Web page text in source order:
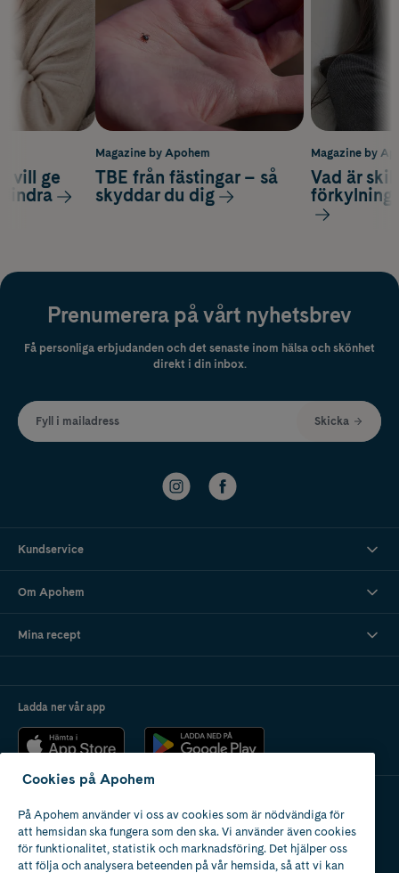
Magazine by
Vad är
förkylning
vill ge
lindra
Magazine by Apohem
TBE från fästingar – så
skyddar du dig
Prenumerera på vårt nyhetsbrev
Få personliga erbjudanden och det senaste inom hälsa och skönhet
direkt i din inbox.
Fyll i mailadress Skicka
Kundservice
Om Apohem
Mina recept
Ladda ner vår app
Apotek med tillstånd
av Läkemedelsverket
Cookies på Apohem
På Apohem använder vi oss av cookies som är nödvändiga för
att hemsidan ska fungera som den ska. Vi använder även cookies
för funktionalitet, statistik och marknadsföring. Det hjälper oss
att följa och analysera beteenden på vår hemsida, så att vi kan